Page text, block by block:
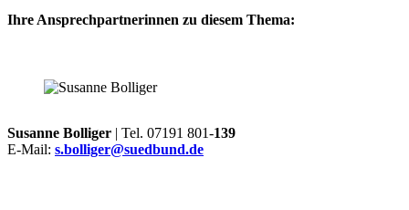
Ihre Ansprechpartnerinnen zu diesem Thema:
Susanne Bolliger | Tel. 07191 801-139
E-Mail: s.bolliger@suedbund.de